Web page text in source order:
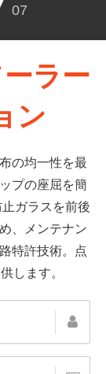
07
ラー
ン
の均一性を最
プの座屈を簡
ガラスを前後
、メンテナン
特許技術。点
します。